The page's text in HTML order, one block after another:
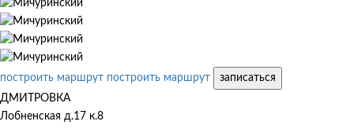
построить маршрут построить маршрут
записаться
ДМИТРОВКА
Лобненская д.17 к.8